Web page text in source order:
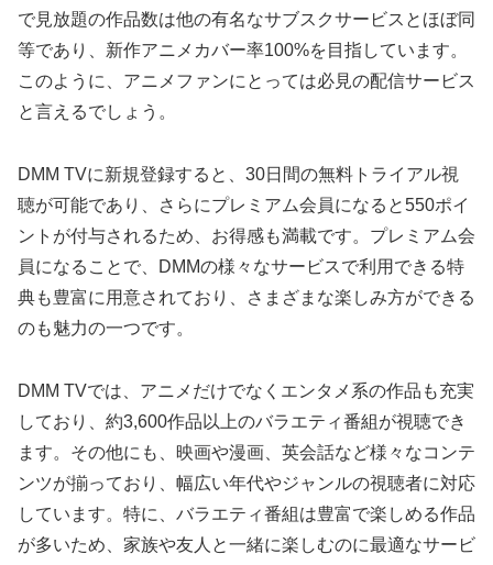
で見放題の作品数は他の有名なサブスクサービスとほぼ同
等であり、新作アニメカバー率100%を目指しています。
このように、アニメファンにとっては必見の配信サービス
と言えるでしょう。
DMM TVに新規登録すると、30日間の無料トライアル視
聴が可能であり、さらにプレミアム会員になると550ポイ
ントが付与されるため、お得感も満載です。プレミアム会
員になることで、DMMの様々なサービスで利用できる特
典も豊富に用意されており、さまざまな楽しみ方ができる
のも魅力の一つです。
DMM TVでは、アニメだけでなくエンタメ系の作品も充実
しており、約3,600作品以上のバラエティ番組が視聴でき
ます。その他にも、映画や漫画、英会話など様々なコンテ
ンツが揃っており、幅広い年代やジャンルの視聴者に対応
しています。特に、バラエティ番組は豊富で楽しめる作品
が多いため、家族や友人と一緒に楽しむのに最適なサービ